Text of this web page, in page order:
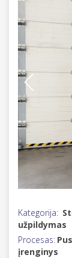
Kategorija:
užpildymas
Procesas:
įrenginys